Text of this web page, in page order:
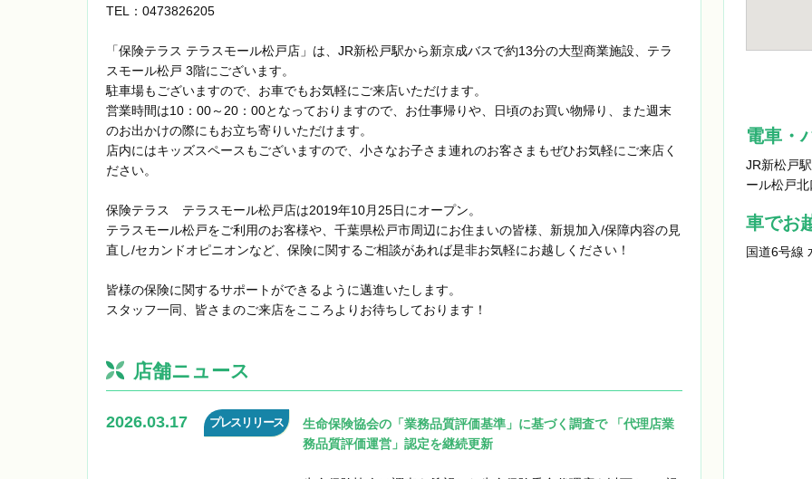
TEL： 0473826205
「保険テラス テラスモール松戸店」は、JR新松戸駅から新京成バスで約13分の大型商業施設、テラ
スモール松戸 3階にございます。
駐車場もございますので、お車でもお気軽にご来店いただけます。
営業時間は10：00～20：00となっておりますので、お仕事帰りや、日頃のお買い物帰り、また週末
のお出かけの際にもお立ち寄りいただけます。
店内にはキッズスペースもございますので、小さなお子さま連れのお客さまもぜひお気軽にご来店く
ださい。
保険テラス テラスモール松戸店は2019年10月25日にオープン。
テラスモール松戸をご利用のお客様や、千葉県松戸市周辺にお住まいの皆様、新規加入/保障内容の見
直し/セカンドオピニオンなど、保険に関するご相談があれば是非お気軽にお越しください！
皆様の保険に関するサポートができるように邁進いたします。
スタッフ一同、皆さまのご来店をこころよりお待ちしております！
店舗ニュース
2026.03.17 プレスリリース
生命保険協会の「業務品質評価基準」に基づく調査で 「代理店業
務品質評価運営」認定を継続更新
電車・
JR新松戸
ール松戸
車でお
国道6号線